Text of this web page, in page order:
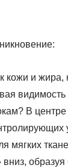
кожи и жира,
В центре
мягких
вниз,